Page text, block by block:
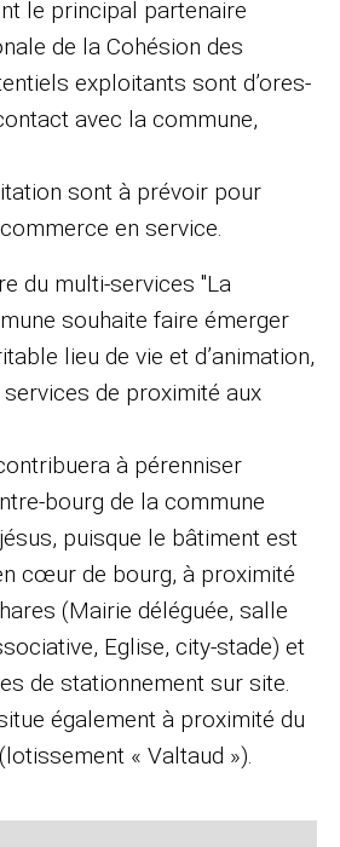
le principal partenaire
de la Cohésion des
exploitants sont d’ores-
avec la commune,
sont à prévoir pour
en service.
du multi-services "La
souhaite faire émerger
lieu de vie et d’animation,
de proximité aux
à pérenniser
bourg de la commune
puisque le bâtiment est
cœur de bourg, à proximité
(Mairie déléguée, salle
Eglise, city-stade) et
de stationnement sur site.
également à proximité du
« Valtaud »).